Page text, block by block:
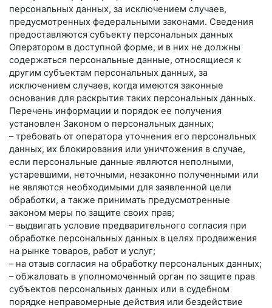
персональных данных, за исключением случаев,
предусмотренных федеральными законами. Сведения
предоставляются субъекту персональных данных
Оператором в доступной форме, и в них не должны
содержаться персональные данные, относящиеся к
другим субъектам персональных данных, за
исключением случаев, когда имеются законные
основания для раскрытия таких персональных данных.
Перечень информации и порядок ее получения
установлен Законом о персональных данных;
– требовать от оператора уточнения его персональных
данных, их блокирования или уничтожения в случае,
если персональные данные являются неполными,
устаревшими, неточными, незаконно полученными или
не являются необходимыми для заявленной цели
обработки, а также принимать предусмотренные
законом меры по защите своих прав;
– выдвигать условие предварительного согласия при
обработке персональных данных в целях продвижения
на рынке товаров, работ и услуг;
– на отзыв согласия на обработку персональных данных;
– обжаловать в уполномоченный орган по защите прав
субъектов персональных данных или в судебном
порядке неправомерные действия или бездействие